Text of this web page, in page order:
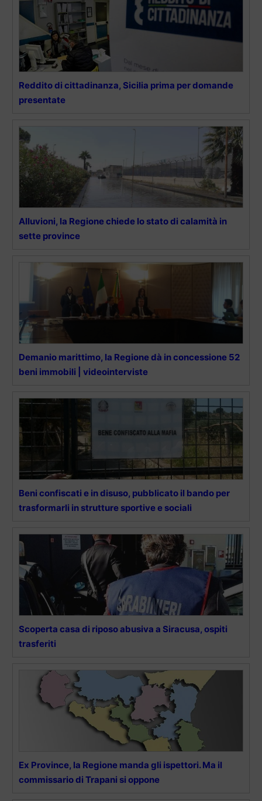
Reddito di cittadinanza, Sicilia prima per domande
presentate
Alluvioni, la Regione chiede lo stato di calamità in
sette province
Demanio marittimo, la Regione dà in concessione 52
beni immobili | videointerviste
Beni confiscati e in disuso, pubblicato il bando per
trasformarli in strutture sportive e sociali
Scoperta casa di riposo abusiva a Siracusa, ospiti
trasferiti
Ex Province, la Regione manda gli ispettori. Ma il
commissario di Trapani si oppone